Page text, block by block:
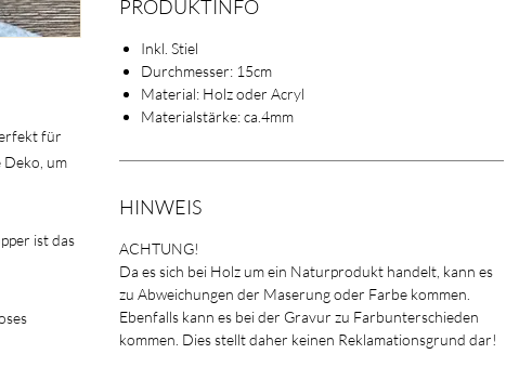
für
Deko, um
ist das
PRODUKTINFO
Inkl. Stiel
Durchmesser: 15cm
Material: Holz oder Acryl
Materialstärke: ca.4mm
HINWEIS
ACHTUNG!
Da es sich bei Holz um ein Naturprodukt handelt, kann es
zu Abweichungen der Maserung oder Farbe kommen.
Ebenfalls kann es bei der Gravur zu Farbunterschieden
kommen. Dies stellt daher keinen Reklamationsgrund dar!